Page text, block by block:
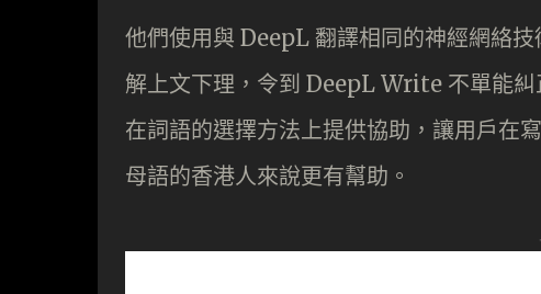
他們使用與 DeepL 翻譯相同的神經網絡
解上文下理，令到 DeepL Write 不單能
在詞語的選擇方法上提供協助，讓用戶在
母語的香港人來說更有幫助。